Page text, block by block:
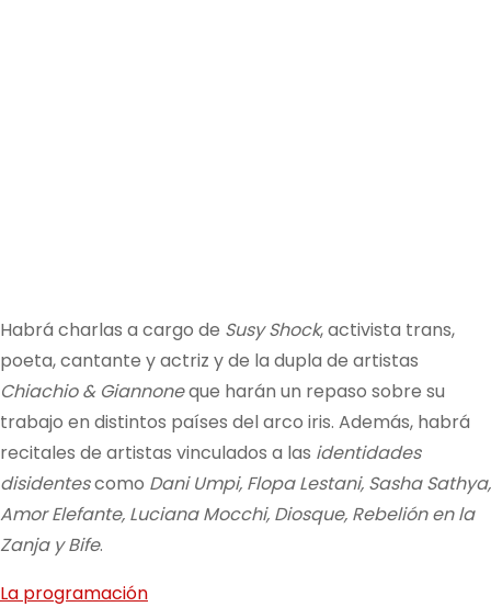
Habrá charlas a cargo de Susy Shock, activista trans,
poeta, cantante y actriz y de la dupla de artistas
Chiachio & Giannoneque harán un repaso sobre su
trabajo en distintos países del arco iris. Además, habrá
recitales de artistas vinculados a las identidades
disidentescomo Dani Umpi, Flopa Lestani, Sasha Sathya,
Amor Elefante, Luciana Mocchi, Diosque, Rebelión en la
Zanja y Bife.
La programación